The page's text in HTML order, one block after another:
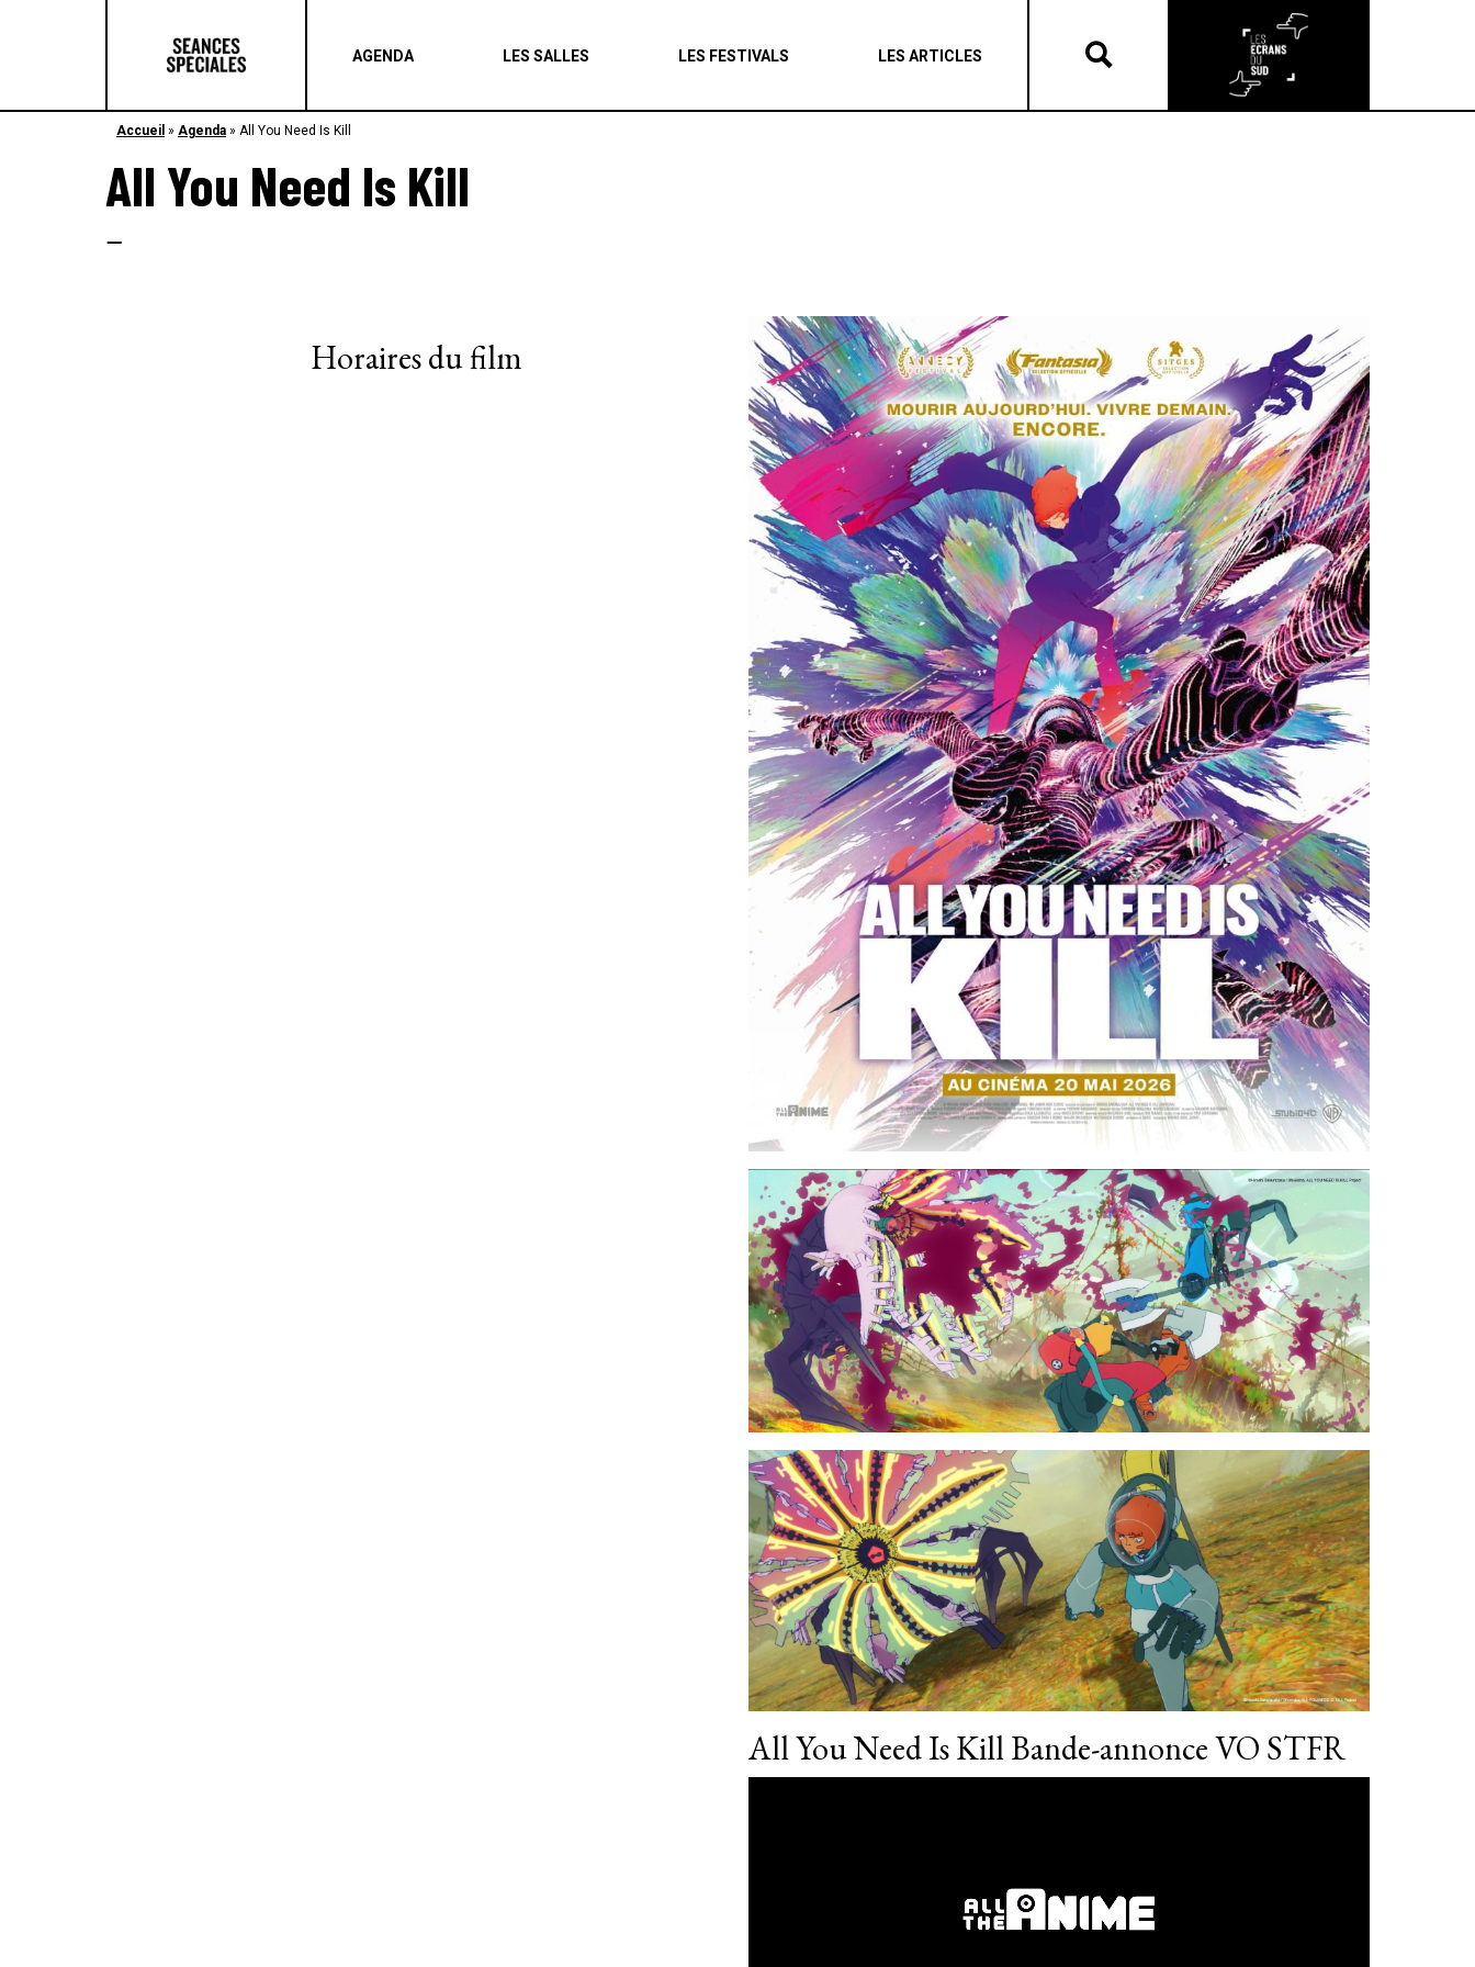
AGENDA LES SALLES LES FESTIVALS LES ARTICLES
Accueil » Agenda » All You Need Is Kill
All You Need Is Kill
–
Horaires du film
All You Need Is Kill Bande-annonce VO STFR